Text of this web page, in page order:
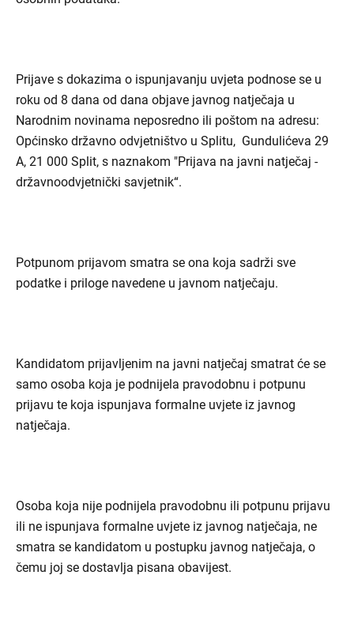
Prijave s dokazima o ispunjavanju uvjeta podnose se u
roku od 8 dana od dana objave javnog natječaja u
Narodnim novinama neposredno ili poštom na adresu:
Općinsko državno odvjetništvo u Splitu, Gundulićeva 29
A, 21 000 Split, s naznakom "Prijava na javni natječaj -
državnoodvjetnički savjetnik“.
Potpunom prijavom smatra se ona koja sadrži sve
podatke i priloge navedene u javnom natječaju.
Kandidatom prijavljenim na javni natječaj smatrat će se
samo osoba koja je podnijela pravodobnu i potpunu
prijavu te koja ispunjava formalne uvjete iz javnog
natječaja.
Osoba koja nije podnijela pravodobnu ili potpunu prijavu
ili ne ispunjava formalne uvjete iz javnog natječaja, ne
smatra se kandidatom u postupku javnog natječaja, o
čemu joj se dostavlja pisana obavijest.